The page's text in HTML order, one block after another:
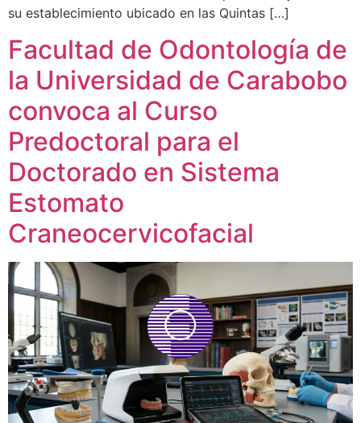
su establecimiento ubicado en las Quintas […]
Facultad de Odontología de
la Universidad de Carabobo
convoca al Curso
Predoctoral para el
Doctorado en Sistema
Estomato
Craneocervicofacial